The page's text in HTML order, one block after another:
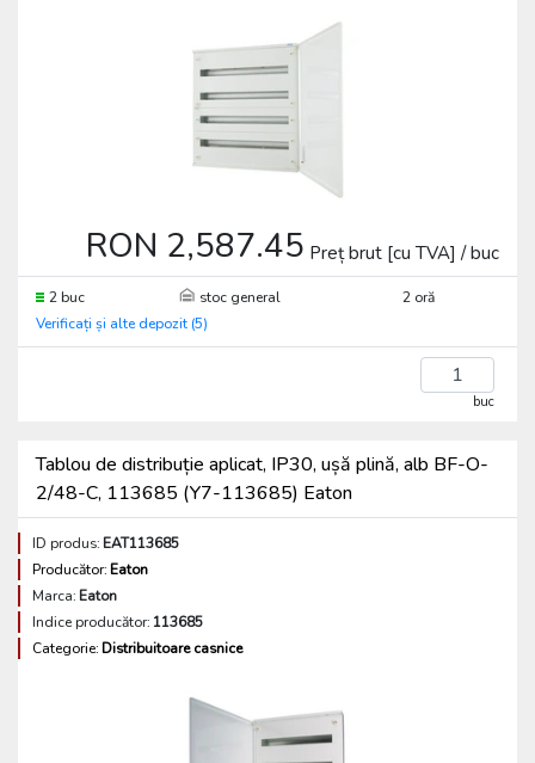
RON 2,587.45 Preț brut [cu TVA] / buc
2 buc stoc general
2 oră
Verificați și alte depozit (5)
buc
Tablou de distribuție aplicat, IP30, ușă plină, alb BF-O-
2/48-C, 113685 (Y7-113685) Eaton
ID produs:EAT113685
Producător:Eaton
Marca:Eaton
Indice producător: 113685
Categorie:Distribuitoare casnice